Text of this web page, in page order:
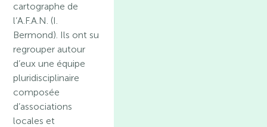
cartographe de
l’A.F.A.N. (I.
Bermond). Ils ont su
regrouper autour
d’eux une équipe
pluridisciplinaire
composée
d’associations
locales et